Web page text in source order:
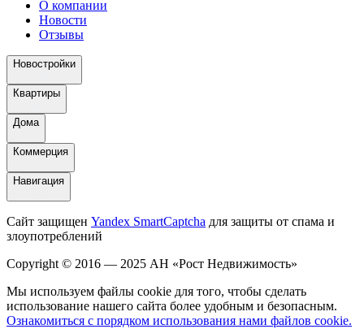
О компании
Новости
Отзывы
Новостройки
Квартиры
Дома
Коммерция
Навигация
Сайт защищен Yandex SmartCaptcha для защиты от спама и
злоупотреблений
Copyright © 2016 — 2025 АН «Рост Недвижимость»
Мы используем файлы cookie для того, чтобы сделать
использование нашего сайта более удобным и безопасным.
Ознакомиться с порядком использования нами файлов cookie.